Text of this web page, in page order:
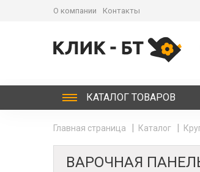
О компании Контакты
КАТАЛОГ ТОВАРОВ
Главная страница Каталог
ВАРОЧНАЯ ПАНЕЛЬ